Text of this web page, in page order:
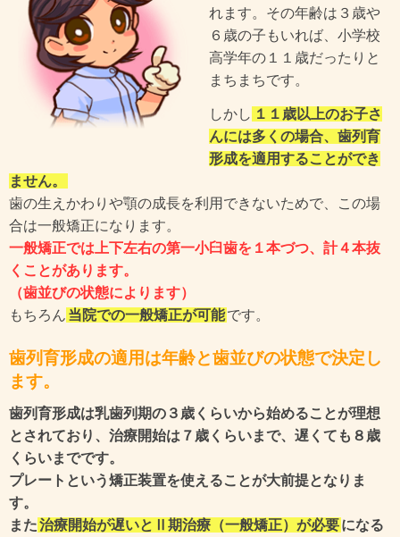
れます。その年齢は３歳や
６歳の子もいれば、小学校
高学年の１１歳だったりと
まちまちです。
しかし １１歳以上のお子さ
んには多くの場合、歯列育
形成を適用することができ
ません。
歯の生えかわりや顎の成長を利用できないためで、この場
合は一般矯正になります。
一般矯正では上下左右の第一小臼歯を１本づつ、計４本抜
くことがあります。
（歯並びの状態によります）
もちろん 当院での一般矯正が可能です。
歯列育形成の適用は年齢と歯並びの状態で決定し
ます。
歯列育形成は乳歯列期の３歳くらいから始めることが理想
とされており、治療開始は７歳くらいまで、遅くても８歳
くらいまでです。
プレートという矯正装置を使えることが大前提となりま
す。
また治療開始が遅いとⅡ期治療（一般矯正）が必要になる